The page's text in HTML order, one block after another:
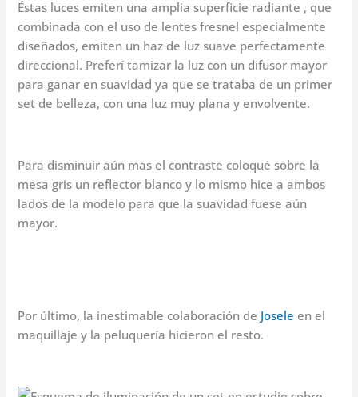
Éstas luces emiten una amplia superficie radiante , que
combinada con el uso de lentes fresnel especialmente
diseñados, emiten un haz de luz suave perfectamente
direccional. Preferí tamizar la luz con un difusor mayor
para ganar en suavidad ya que se trataba de un primer
set de belleza, con una luz muy plana y envolvente.
Para disminuir aún mas el contraste coloqué sobre la
mesa gris un reflector blanco y lo mismo hice a ambos
lados de la modelo para que la suavidad fuese aún
mayor.
Por último, la inestimable colaboración de Josele en el
maquillaje y la peluquería hicieron el resto.